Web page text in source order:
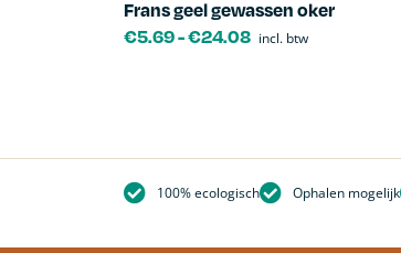
Frans geel gewassen oker
€5.69-€24.08 incl. btw
100% ecologisch Ophalen mogelijk